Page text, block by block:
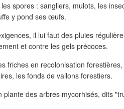
spores : sangliers, mulots, les
y pond ses œufs.
il lui faut des pluies
et contre les gels précoces.
friches en recolonisation
les fonds de vallons forestiers.
plante des arbres mycorhisés, dits